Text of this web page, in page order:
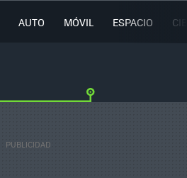
AUTO MÓVIL ESPACIO